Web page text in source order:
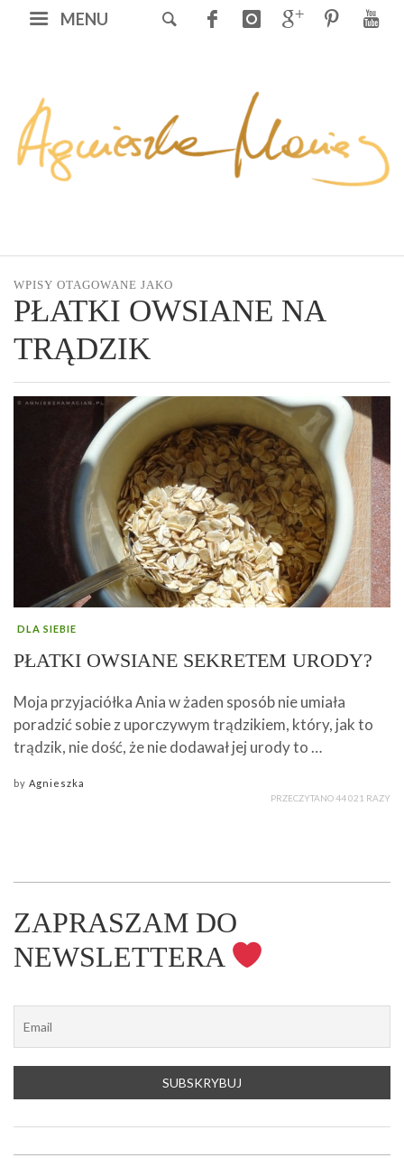
MENU
WPISY OTAGOWANE JAKO
PŁATKI OWSIANE NA
TRĄDZIK
DLA SIEBIE
PŁATKI OWSIANE SEKRETEM URODY?
Moja przyjaciółka Ania w żaden sposób nie umiała
poradzić sobie z uporczywym trądzikiem, który, jak to
trądzik, nie dość, że nie dodawał jej urody to …
by Agnieszka
PRZECZYTANO 44 021 RAZY
ZAPRASZAM DO
NEWSLETTERA